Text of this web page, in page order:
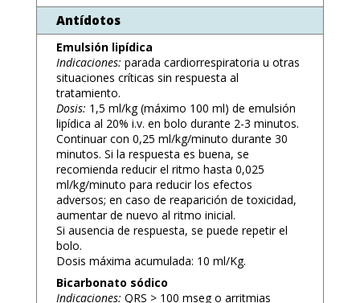
Antídotos
Emulsión lipídica
Indicaciones: parada cardiorrespiratoria u otras
situaciones críticas sin respuesta al
tratamiento.
Dosis: 1,5 ml/kg (máximo 100 ml) de emulsión
lipídica al 20% i.v. en bolo durante 2-3 minutos.
Continuar con 0,25 ml/kg/minuto durante 30
minutos. Si la respuesta es buena, se
recomienda reducir el ritmo hasta 0,025
ml/kg/minuto para reducir los efectos
adversos; en caso de reaparición de toxicidad,
aumentar de nuevo al ritmo inicial.
Si ausencia de respuesta, se puede repetir el
bolo.
Dosis máxima acumulada: 10 ml/Kg.
Bicarbonato sódico
Indicaciones: QRS > 100 mseg o arritmias